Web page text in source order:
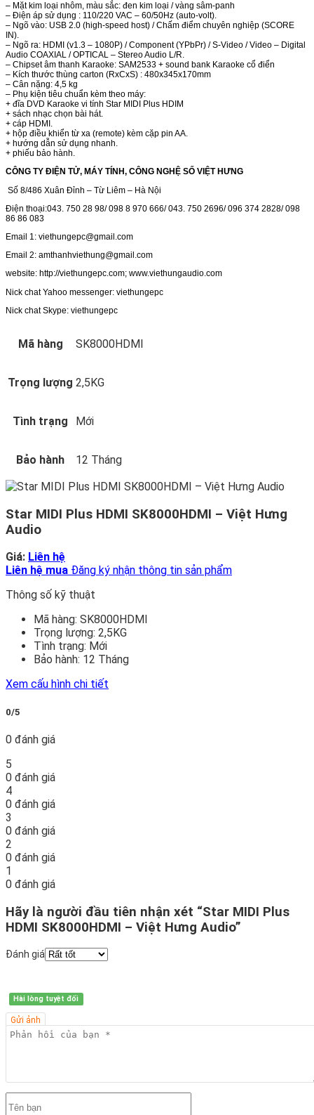
– Mặt kim loại nhôm, màu sắc: đen kim loại / vàng sâm-panh
– Điện áp sử dụng : 110/220 VAC – 60/50Hz (auto-volt).
– Ngõ vào: USB 2.0 (high-speed host) / Chấm điểm chuyên nghiệp (SCORE
IN).
– Ngõ ra: HDMI (v1.3 – 1080P) / Component (YPbPr) / S-Video / Video – Digital
Audio COAXIAL / OPTICAL – Stereo Audio L/R.
– Chipset âm thanh Karaoke: SAM2533 + sound bank Karaoke cổ điển
– Kích thước thùng carton (RxCxS) : 480x345x170mm
– Cân nặng: 4,5 kg
– Phụ kiện tiêu chuẩn kèm theo máy:
+ đĩa DVD Karaoke vi tính Star MIDI Plus HDIM
+ sách nhạc chọn bài hát.
+ cáp HDMI.
+ hộp điều khiển từ xa (remote) kèm cặp pin AA.
+ hướng dẫn sử dụng nhanh.
+ phiếu bảo hành.
CÔNG TY ĐIỆN TỬ, MÁY TÍNH, CÔNG NGHỆ SỐ VIỆT HƯNG
Số 8/486 Xuân Đỉnh – Từ Liêm – Hà Nội
Điện thoại:043. 750 28 98/ 098 8 970 666/ 043. 750 2696/ 096 374 2828/ 098
86 86 083
Email 1: viethungepc@gmail.com
Email 2: amthanhviethung@gmail.com
website: http://viethungepc.com; www.viethungaudio.com
Nick chat Yahoo messenger: viethungepc
Nick chat Skype: viethungepc
Mã hàng SK8000HDMI
Trọng lượng 2,5KG
Tình trạng Mới
Bảo hành 12 Tháng
Star MIDI Plus HDMI SK8000HDMI – Việt Hưng
Audio
Giá: Liên hệ
Liên hệ mua Đăng ký nhận thông tin sản phẩm
Thông số kỹ thuật
Mã hàng: SK8000HDMI
Trọng lượng: 2,5KG
Tình trạng: Mới
Bảo hành: 12 Tháng
Xem cấu hình chi tiết
0/5
0 đánh giá
5
0 đánh giá
4
0 đánh giá
3
0 đánh giá
2
0 đánh giá
1
0 đánh giá
Hãy là người đầu tiên nhận xét “Star MIDI Plus
HDMI SK8000HDMI – Việt Hưng Audio”
Đánh giá
Hài lòng tuyệt đối
Gửi ảnh